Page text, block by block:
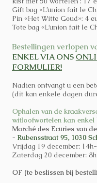
Gift bag «L’union fait le
Pin «Het Witte Goud»: 4
Tote bag «L’union fait le
Bestellingen verlopen
ENKEL VIA ONS
FORMULIER!
Nadien ontvangt u een
(dit kan enkele dagen
Ophalen van de
witloofwortelen kan enkel
Marché des Ecuries van
- Rubensstraat 95, 1030
Vrijdag 19 december:
Zaterdag 20 december:
OF (te beslissen bij